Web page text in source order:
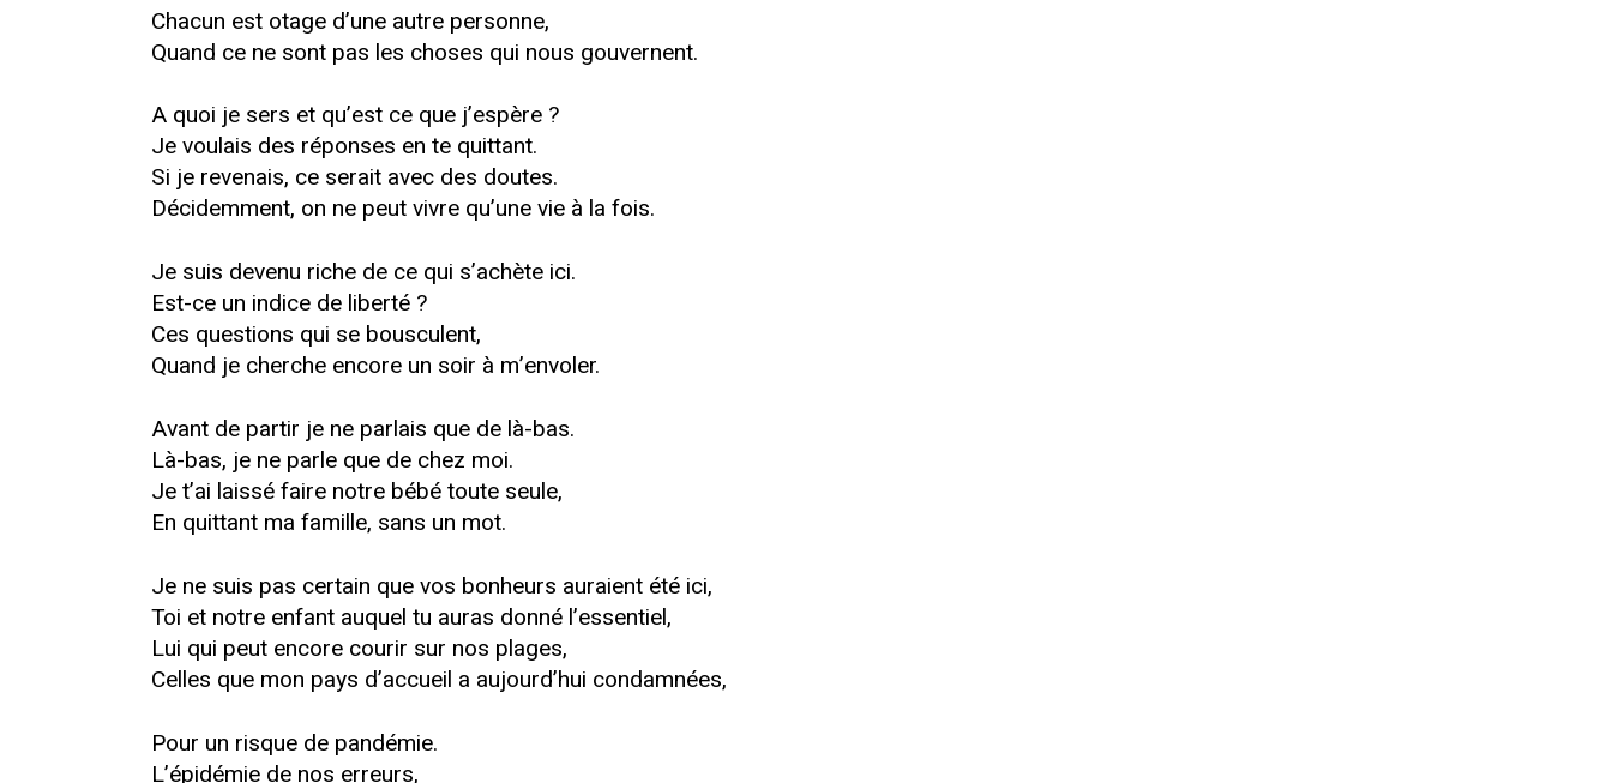
Chacun est otage d’une autre personne,
Quand ce ne sont pas les choses qui nous gouvernent.
A quoi je sers et qu’est ce que j’espère ?
Je voulais des réponses en te quittant.
Si je revenais, ce serait avec des doutes.
Décidemment, on ne peut vivre qu’une vie à la fois.
Je suis devenu riche de ce qui s’achète ici.
Est-ce un indice de liberté ?
Ces questions qui se bousculent,
Quand je cherche encore un soir à m’envoler.
Avant de partir je ne parlais que de là-bas.
Là-bas, je ne parle que de chez moi.
Je t’ai laissé faire notre bébé toute seule,
En quittant ma famille, sans un mot.
Je ne suis pas certain que vos bonheurs auraient été ici,
Toi et notre enfant auquel tu auras donné l’essentiel,
Lui qui peut encore courir sur nos plages,
Celles que mon pays d’accueil a aujourd’hui condamnées,
Pour un risque de pandémie.
L’épidémie de nos erreurs,